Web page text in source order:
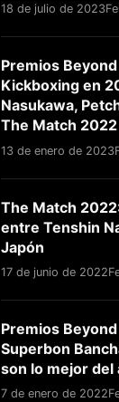
18 de julio de 2023
Premios
Kickboxing en
Nasukawa,
The Match 2022
13 de enero de 2023
The Match
entre Tenshin
Japón
17 de junio de 2022
Premios
Superbon
son lo mejor del
7 de enero de 2022